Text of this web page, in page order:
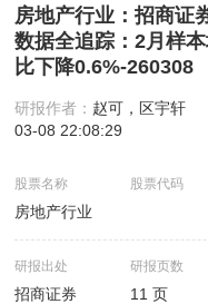
房地产行业：招商证
数据全追踪：2月样
比下降0.6%-260308
研报作者： 赵可，区宇轩
03-08 22:08:29
股票名称
房地产行业
股票代码
研报出处
招商证券
研报页数
11 页